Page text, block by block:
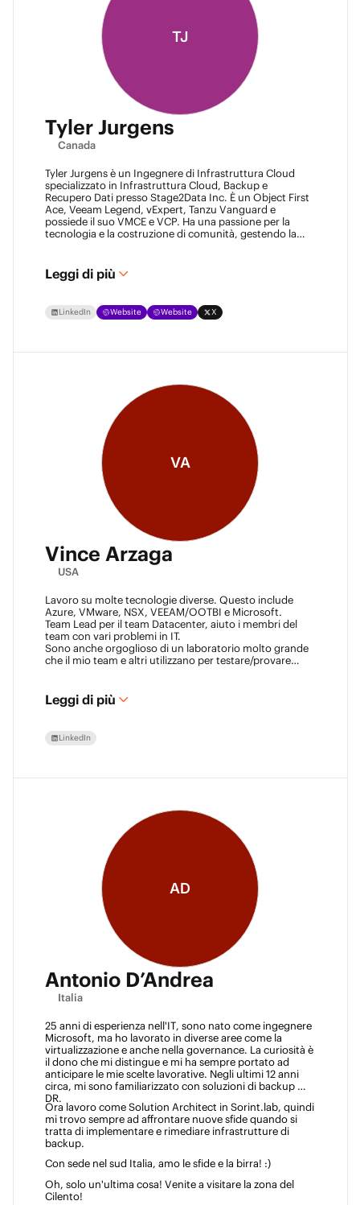
TJ
Tyler Jurgens
Canada
Tyler Jurgens è un Ingegnere di Infrastruttura Cloud
specializzato in Infrastruttura Cloud, Backup e
Recupero Dati presso Stage2Data Inc. È un Object First
Ace, Veeam Legend, vExpert, Tanzu Vanguard e
possiede il suo VMCE e VCP. Ha una passione per la
tecnologia e la costruzione di comunità, gestendo la
sopra ogni cosa, quindi aspettati conversazioni da
orgoglioso papà da parte sua sui suoi figli.
Leggi di più
LinkedIn Website Website X
VA
Vince Arzaga
USA
Lavoro su molte tecnologie diverse. Questo include
Azure, VMware, NSX, VEEAM/OOTBI e Microsoft.
Team Lead per il team Datacenter, aiuto i membri del
team con vari problemi in IT.
Sono anche orgoglioso di un laboratorio molto grande
che il mio team e altri utilizzano per testare/provare
Leggi di più
LinkedIn
AD
Antonio D’Andrea
Italia
25 anni di esperienza nell'IT, sono nato come ingegnere
Microsoft, ma ho lavorato in diverse aree come la
virtualizzazione e anche nella governance. La curiosità è
il dono che mi distingue e mi ha sempre portato ad
anticipare le mie scelte lavorative. Negli ultimi 12 anni
circa, mi sono familiarizzato con soluzioni di backup e
DR.
Ora lavoro come Solution Architect in Sorint.lab, quindi
mi trovo sempre ad affrontare nuove sfide quando si
tratta di implementare e rimediare infrastrutture di
backup.
Con sede nel sud Italia, amo le sfide e la birra! :)
Oh, solo un'ultima cosa! Venite a visitare la zona del
Cilento!